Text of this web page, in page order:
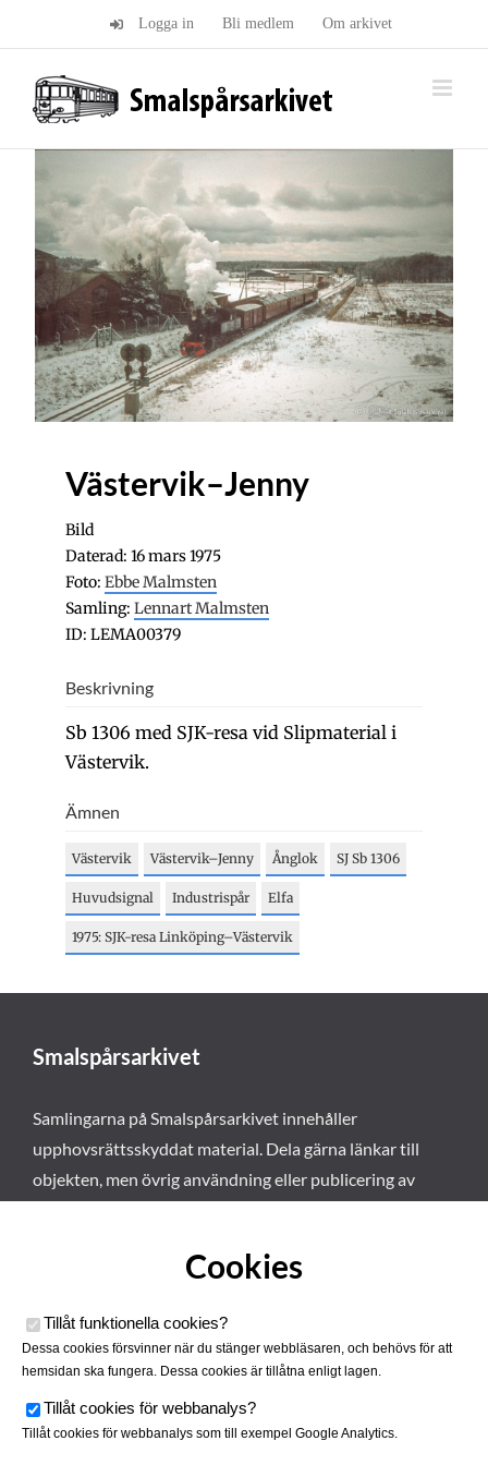
Logga in Bli medlem Om arkivet
Västervik–Jenny
Bild
Daterad: 16 mars 1975
Foto: Ebbe Malmsten
Samling: Lennart Malmsten
ID: LEMA00379
Beskrivning
Sb 1306 med SJK-resa vid Slipmaterial i
Västervik.
Ämnen
Västervik Västervik–Jenny Ånglok SJ Sb 1306
Huvudsignal Industrispår Elfa
1975: SJK-resa Linköping–Västervik
Smalspårsarkivet
Samlingarna på Smalspårsarkivet innehåller
upphovsrättsskyddat material. Dela gärna länkar till
objekten, men övrig användning eller publicering av
Cookies
Tillåt funktionella cookies?
Dessa cookies försvinner när du stänger webbläsaren, och behövs för att
hemsidan ska fungera. Dessa cookies är tillåtna enligt lagen.
Tillåt cookies för webbanalys?
Tillåt cookies för webbanalys som till exempel Google Analytics.